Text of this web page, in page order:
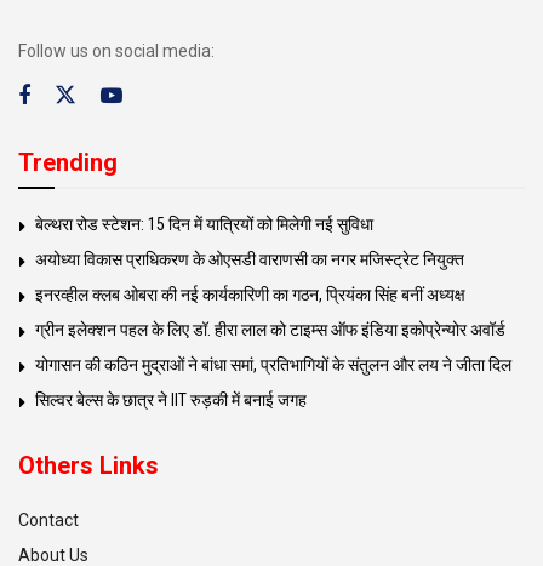
Follow us on social media:
Trending
बेल्थरा रोड स्टेशन: 15 दिन में यात्रियों को मिलेगी नई सुविधा
अयोध्या विकास प्राधिकरण के ओएसडी वाराणसी का नगर मजिस्ट्रेट नियुक्त
इनरव्हील क्लब ओबरा की नई कार्यकारिणी का गठन, प्रियंका सिंह बनीं अध्यक्ष
ग्रीन इलेक्शन पहल के लिए डॉ. हीरा लाल को टाइम्स ऑफ इंडिया इकोप्रेन्योर अवॉर्ड
योगासन की कठिन मुद्राओं ने बांधा समां, प्रतिभागियों के संतुलन और लय ने जीता दिल
सिल्वर बेल्स के छात्र ने IIT रुड़की में बनाई जगह
Others Links
Contact
About Us